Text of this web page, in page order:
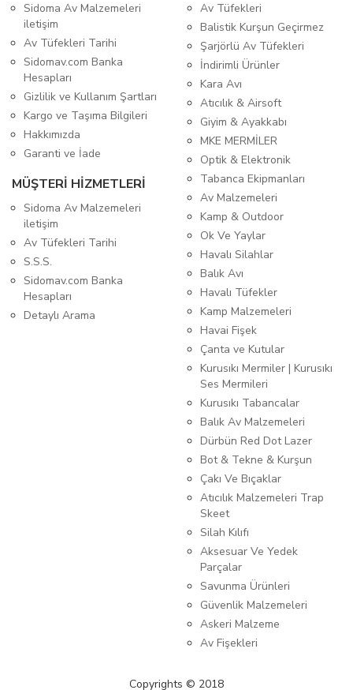
Sidoma Av Malzemeleri
iletişim
Av Tüfekleri Tarihi
Sidomav.com Banka
Hesapları
Gizlilik ve Kullanım Şartları
Kargo ve Taşıma Bilgileri
Hakkımızda
Garanti ve İade
MÜŞTERİ HİZMETLERİ
Sidoma Av Malzemeleri
iletişim
Av Tüfekleri Tarihi
S.S.S.
Sidomav.com Banka
Hesapları
Detaylı Arama
Av Tüfekleri
Balistik Kurşun Geçirmez
Şarjörlü Av Tüfekleri
İndirimli Ürünler
Kara Avı
Atıcılık & Airsoft
Giyim & Ayakkabı
MKE MERMİLER
Optik & Elektronik
Tabanca Ekipmanları
Av Malzemeleri
Kamp & Outdoor
Ok Ve Yaylar
Havalı Silahlar
Balık Avı
Havalı Tüfekler
Kamp Malzemeleri
Havai Fişek
Çanta ve Kutular
Kurusıkı Mermiler | Kurusıkı
Ses Mermileri
Kurusıkı Tabancalar
Balık Av Malzemeleri
Dürbün Red Dot Lazer
Bot & Tekne & Kurşun
Çakı Ve Bıçaklar
Atıcılık Malzemeleri Trap
Skeet
Silah Kılıfı
Aksesuar Ve Yedek
Parçalar
Savunma Ürünleri
Güvenlik Malzemeleri
Askeri Malzeme
Av Fişekleri
Copyrights © 2018